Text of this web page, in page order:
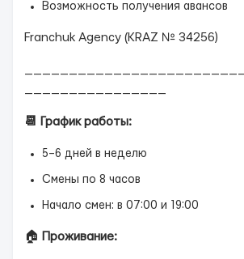
Возможность получения авансов
Franchuk Agency (KRAZ № 34256)
📆 График работы:
5–6 дней в неделю
Смены по 8 часов
Начало смен: в 07:00 и 19:00
🏠 Проживание: